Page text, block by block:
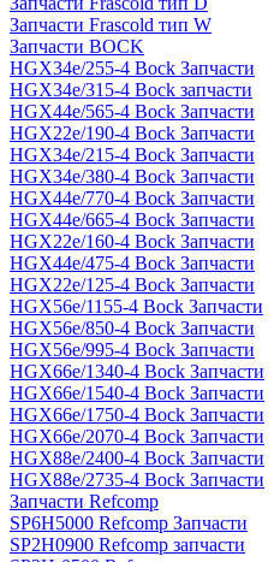
Запчасти Frascold тип W
Запчасти BOCK
HGX34e/255-4 Bock Запчасти
HGX34e/315-4 Bock запчасти
HGX44e/565-4 Bock Запчасти
HGX22e/190-4 Bock Запчасти
HGX34e/215-4 Bock Запчасти
HGX34e/380-4 Bock Запчасти
HGX44e/770-4 Bock Запчасти
HGX44e/665-4 Bock Запчасти
HGX22e/160-4 Bock Запчасти
HGX44e/475-4 Bock Запчасти
HGX22e/125-4 Bock Запчасти
HGX56e/1155-4 Bock Запчасти
HGX56e/850-4 Bock Запчасти
HGX56e/995-4 Bock Запчасти
HGX66e/1340-4 Bock Запчасти
HGX66e/1540-4 Bock Запчасти
HGX66e/1750-4 Bock Запчасти
HGX66e/2070-4 Bock Запчасти
HGX88e/2400-4 Bock Запчасти
HGX88e/2735-4 Bock Запчасти
Запчасти Refcomp
SP6H5000 Refcomp Запчасти
SP2H0900 Refcomp запчасти